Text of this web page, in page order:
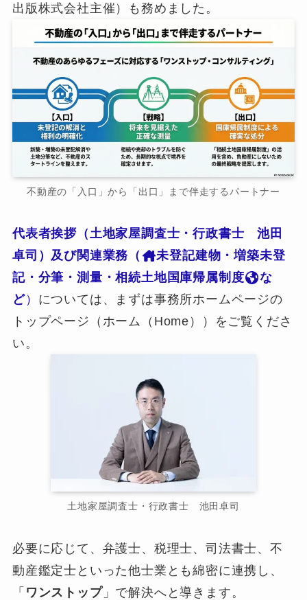
出版株式会社主催）も務めました。
不動産の「入口」から「出口」まで伴走するパートナー
代表者挨拶（土地家屋調査士・行政書士 池田
卓司）及び関連業務（
未登記建物・増築未登
記・分筆・測量・相続土地国庫帰属制度
な
ど） については、まずは事務所ホームページの
トップページ（ホーム（Home））をご覧くださ
い。
土地家屋調査士・行政書士 池田卓司
必要に応じて、弁護士、税理士、司法書士、不
動産鑑定士といった他士業とも綿密に連携し、
「 ワンストップ」で解決へと導きます。